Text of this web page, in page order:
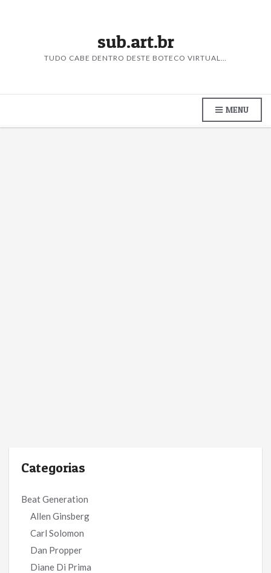
sub.art.br
TUDO CABE DENTRO DESTE BOTECO VIRTUAL…
MENU
Categorias
Beat Generation
Allen Ginsberg
Carl Solomon
Dan Propper
Diane Di Prima